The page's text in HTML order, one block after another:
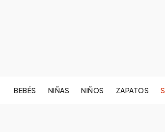
BEBÉS NIÑAS NIÑOS ZAPATOS